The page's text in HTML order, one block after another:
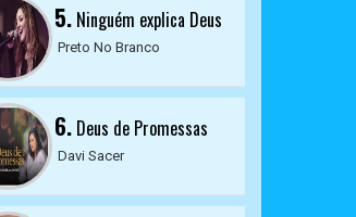
5.Ninguém explica Deus
Preto No Branco
6.Deus de Promessas
Davi Sacer